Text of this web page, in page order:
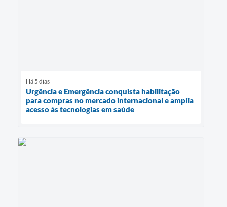
Há 5 dias
Urgência e Emergência conquista habilitação
para compras no mercado internacional e amplia
acesso às tecnologias em saúde